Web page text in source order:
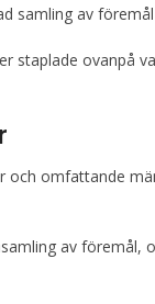
samling av
staplade ovanpå
och omfattande
av föremål,